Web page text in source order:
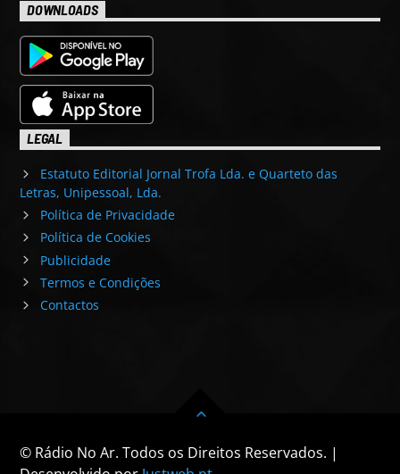
DOWNLOADS
LEGAL
Estatuto Editorial Jornal Trofa Lda. e Quarteto das
Letras, Unipessoal, Lda.
Política de Privacidade
Política de Cookies
Publicidade
Termos e Condições
Contactos
© Rádio No Ar. Todos os Direitos Reservados. |